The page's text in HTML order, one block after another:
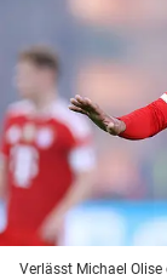
Verlässt Michael Olise